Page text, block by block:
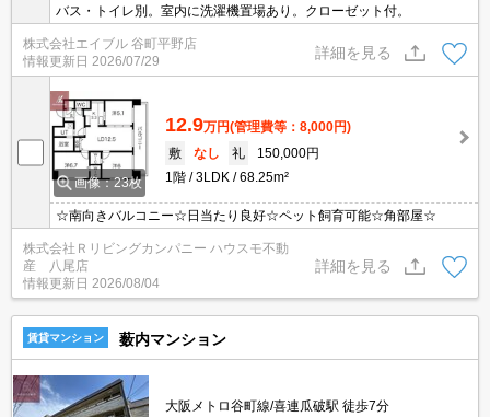
バス・トイレ別。室内に洗濯機置場あり。クローゼット付。
株式会社エイブル 谷町平野店
情報更新日 2026/07/29
詳細を見る
画像：23枚
12.9万円(管理費等：8,000円)
敷
なし 礼
150,000円
1階
3LDK 68.25m²
☆南向きバルコニー☆日当たり良好☆ペット飼育可能☆角部屋☆
株式会社Ｒリビングカンパニー ハウスモ不動
産 八尾店
情報更新日 2026/08/04
詳細を見る
賃貸マンション 薮内マンション
大阪メトロ谷町線/喜連瓜破駅 徒歩7分